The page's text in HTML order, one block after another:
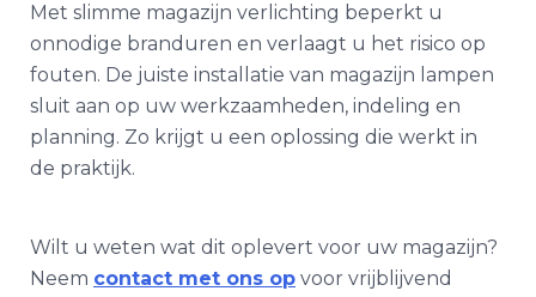
Met slimme magazijn verlichting beperkt u
onnodige branduren en verlaagt u het risico op
fouten. De juiste installatie van magazijn lampen
sluit aan op uw werkzaamheden, indeling en
planning. Zo krijgt u een oplossing die werkt in
de praktijk.
Wilt u weten wat dit oplevert voor uw magazijn?
Neem contact met ons op voor vrijblijvend